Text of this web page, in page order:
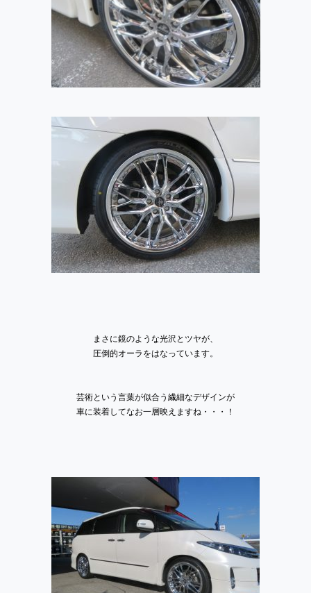
まさに鏡のような光沢とツヤが、
圧倒的オーラをはなっています。
芸術という言葉が似合う繊細なデザインが
車に装着してなお一層映えますね・・・！